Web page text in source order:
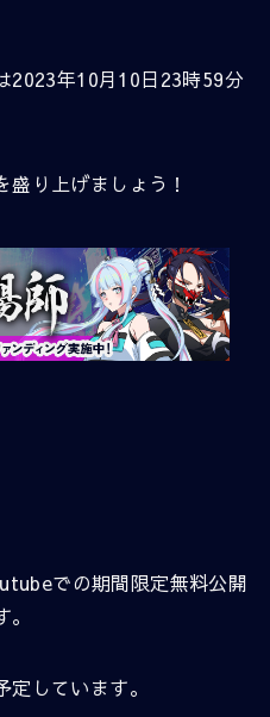
2023年10月10日23時59分
り上げましょう！
での期間限定無料公開
しています。